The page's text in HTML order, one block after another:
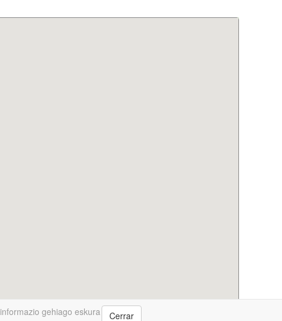
Cerrar
informazio gehiago eskura